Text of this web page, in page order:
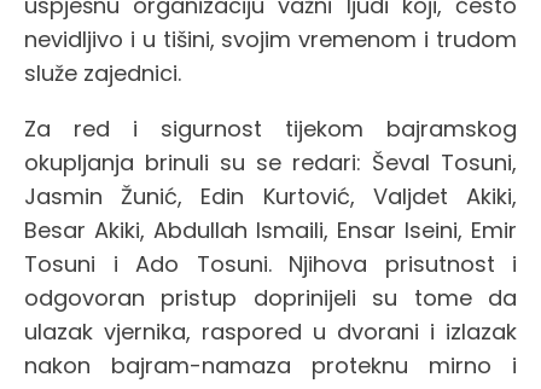
nevidljivo i u tišini, svojim vremenom i trudom
služe zajednici.
Za red i sigurnost tijekom bajramskog
okupljanja brinuli su se redari: Ševal Tosuni,
Jasmin Žunić, Edin Kurtović, Valjdet Akiki,
Besar Akiki, Abdullah Ismaili, Ensar Iseini, Emir
Tosuni i Ado Tosuni. Njihova prisutnost i
odgovoran pristup doprinijeli su tome da
ulazak vjernika, raspored u dvorani i izlazak
nakon bajram-namaza proteknu mirno i